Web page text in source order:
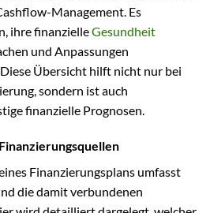
Management. Es
ihre finanzielleGesundheit
und Anpassungen
Übersicht hilft nicht nur bei
sondern ist auch
finanzielle Prognosen.
Finanzierungsplans umfasst
die damit verbundenen